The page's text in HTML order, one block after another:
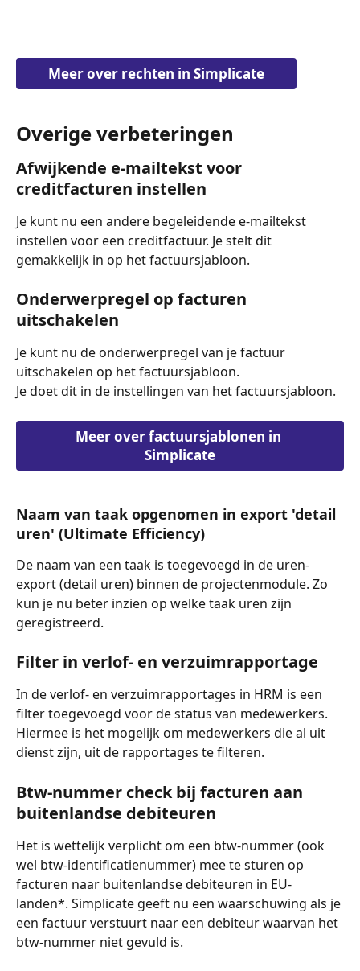
Meer over rechten in Simplicate
Overige verbeteringen
Afwijkende e-mailtekst voor
creditfacturen instellen
Je kunt nu een andere begeleidende e-mailtekst
instellen voor een creditfactuur. Je stelt dit
gemakkelijk in op het factuursjabloon.
Onderwerpregel op facturen
uitschakelen
Je kunt nu de onderwerpregel van je factuur
uitschakelen op het factuursjabloon.
Je doet dit in de instellingen van het factuursjabloon.
Meer over factuursjablonen in
Simplicate
Naam van taak opgenomen in export 'detail
uren' (Ultimate Efficiency)
De naam van een taak is toegevoegd in de uren-
export (detail uren) binnen de projectenmodule. Zo
kun je nu beter inzien op welke taak uren zijn
geregistreerd.
Filter in verlof- en verzuimrapportage
In de verlof- en verzuimrapportages in HRM is een
filter toegevoegd voor de status van medewerkers.
Hiermee is het mogelijk om medewerkers die al uit
dienst zijn, uit de rapportages te filteren.
Btw-nummer check bij facturen aan
buitenlandse debiteuren
Het is wettelijk verplicht om een btw-nummer (ook
wel btw-identificatienummer) mee te sturen op
facturen naar buitenlandse debiteuren in EU-
landen*. Simplicate geeft nu een waarschuwing als je
een factuur verstuurt naar een debiteur waarvan het
btw-nummer niet gevuld is.